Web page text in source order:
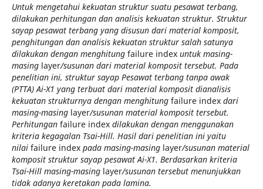
Untuk mengetahui kekuatan struktur suatu pesawat terbang,
dilakukan perhitungan dan analisis kekuatan struktur. Struktur
sayap pesawat terbang yang disusun dari material komposit,
penghitungan dan analisis kekuatan struktur salah satunya
dilakukan dengan menghitung failure indexuntuk masing-
masing layer/susunan dari material komposit tersebut. Pada
penelitian ini, struktur sayap Pesawat terbang tanpa awak
(PTTA) Ai-X1 yang terbuat dari material komposit dianalisis
kekuatan strukturnya dengan menghitung failure indexdari
masing-masing layer/susunan material komposit tersebut.
Perhitungan failure indexdilakukan dengan menggunakan
kriteria kegagalan Tsai-Hill. Hasil dari penelitian ini yaitu
nilai failure indexpada masing-masing layer/susunan material
komposit struktur sayap pesawat Ai-X1. Berdasarkan kriteria
Tsai-Hill masing-masing layer/susunan tersebut menunjukkan
tidak adanya keretakan pada lamina.